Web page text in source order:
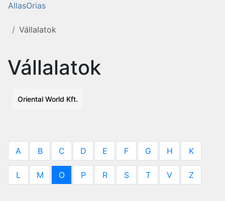
AllasOrias
Vállalatok
Vállalatok
Oriental World Kft.
A B C D E F G H K
L M O P R S T V Z